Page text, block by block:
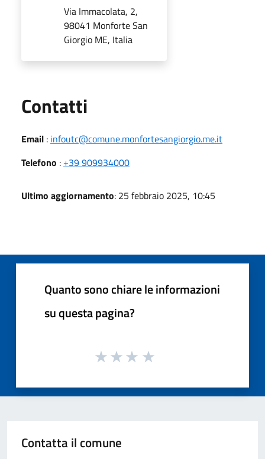
Via Immacolata, 2,
98041 Monforte San
Giorgio ME, Italia
Contatti
Email : infoutc@comune.monfortesangiorgio.me.it
Telefono : +39 909934000
Ultimo aggiornamento: 25 febbraio 2025, 10:45
Quanto sono chiare le informazioni
su questa pagina?
Contatta il comune